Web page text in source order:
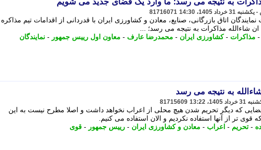
81716071
اتاق بازرگانی، صنایع، معادن و کشاورزی ایران با قدردانی از اقدامات تیم مذاکره
شاءالله مذاکرات به نتیجه می رسد؛ ...
- مذاکرات -کشاورزی ایران - محمدرضا عارف - معاون اول رییس جمهور - نمایندگان
به نتیجه می رسد
81715609
که دیگر تحریم شدن هیچ محلی از اعراب نخواهد داشت و اصلا مطرح نیست به این
قوی تر از آنها استفاده نکردیم و الان استفاده می کنیم.
- تحریم - اعراب - معادن و کشاورزی ایران - رییس جمهور - قوی